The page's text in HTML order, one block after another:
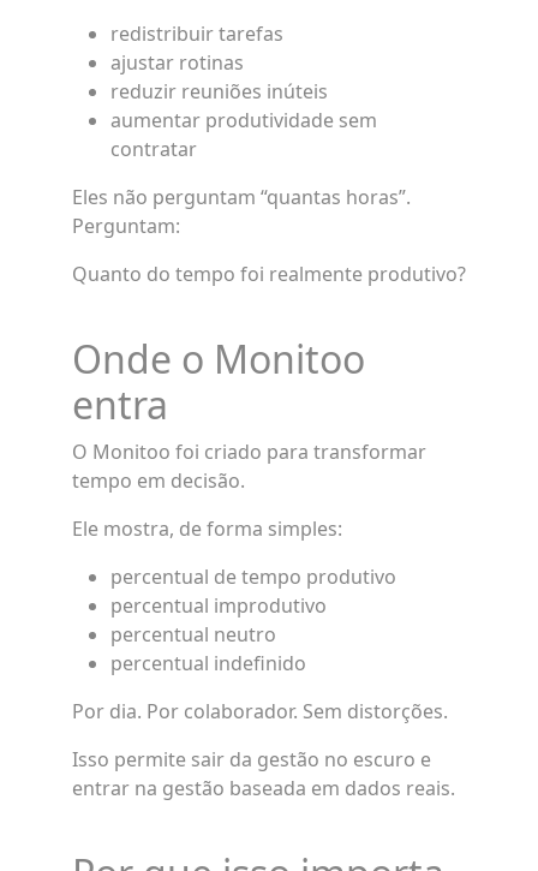
redistribuir tarefas
ajustar rotinas
reduzir reuniões inúteis
aumentar produtividade sem
contratar
Eles não perguntam “quantas horas”.
Perguntam:
Quanto do tempo foi realmente produtivo?
Onde o Monitoo
entra
O Monitoo foi criado para transformar
tempo em decisão.
Ele mostra, de forma simples:
percentual de tempo produtivo
percentual improdutivo
percentual neutro
percentual indefinido
Por dia. Por colaborador. Sem distorções.
Isso permite sair da gestão no escuro e
entrar na gestão baseada em dados reais.